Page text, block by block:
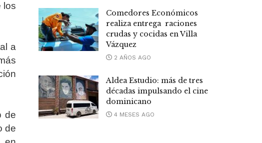
los
a
de
de
Comedores Económicos
realiza entrega raciones
crudas y cocidas en Villa
Vázquez
2 AÑOS AGO
Aldea Estudio: más de tres
décadas impulsando el cine
dominicano
4 MESES AGO